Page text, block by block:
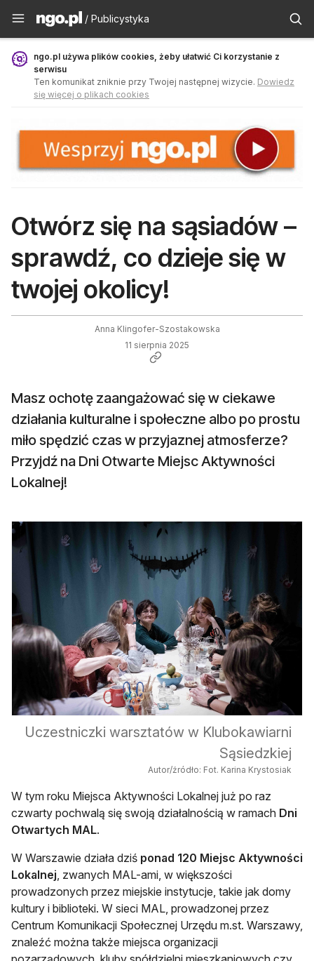
Publicystyka - ngo.pl
/ Publicystyka
ngo.pl używa plików cookies, żeby ułatwić Ci korzystanie z
serwisu
Ten komunikat zniknie przy Twojej następnej wizycie. Dowiedz
się więcej o plikach cookies
Otwórz się na sąsiadów –
sprawdź, co dzieje się w
twojej okolicy!
Anna Klingofer-Szostakowska
11 sierpnia 2025
Masz ochotę zaangażować się w ciekawe
działania kulturalne i społeczne albo po prostu
miło spędzić czas w przyjaznej atmosferze?
Przyjdź na Dni Otwarte Miejsc Aktywności
Lokalnej!
Uczestniczki warsztatów w Klubokawiarni
Sąsiedzkiej
Autor/źródło: Fot. Karina Krystosiak
W tym roku Miejsca Aktywności Lokalnej już po raz
czwarty pochwalą się swoją działalnością w ramach Dni
Otwartych MAL.
W Warszawie działa dziś ponad 120 Miejsc Aktywności
Lokalnej, zwanych MAL-ami, w większości
prowadzonych przez miejskie instytucje, takie jak domy
kultury i biblioteki. W sieci MAL, prowadzonej przez
Centrum Komunikacji Społecznej Urzędu m.st. Warszawy,
znaleźć można także miejsca organizacji